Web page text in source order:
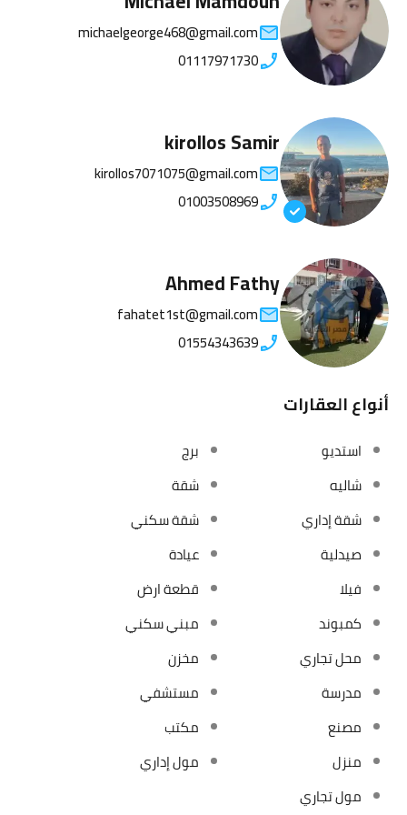
michaelgeorge468@gmail.com
01117971730
kirollos Samir
kirollos7071075@gmail.com
01003508969
Ahmed Fathy
fahatet1st@gmail.com
01554343639
أنواع العقارات
استديو
برج
شاليه
شقة
شقة إداري
شقة سكني
صيدلية
عيادة
فيلا
قطعة ارض
كمبوند
مبني سكني
محل تجاري
مخزن
مدرسة
مستشفي
مصنع
مكتب
منزل
مول إداري
مول تجاري